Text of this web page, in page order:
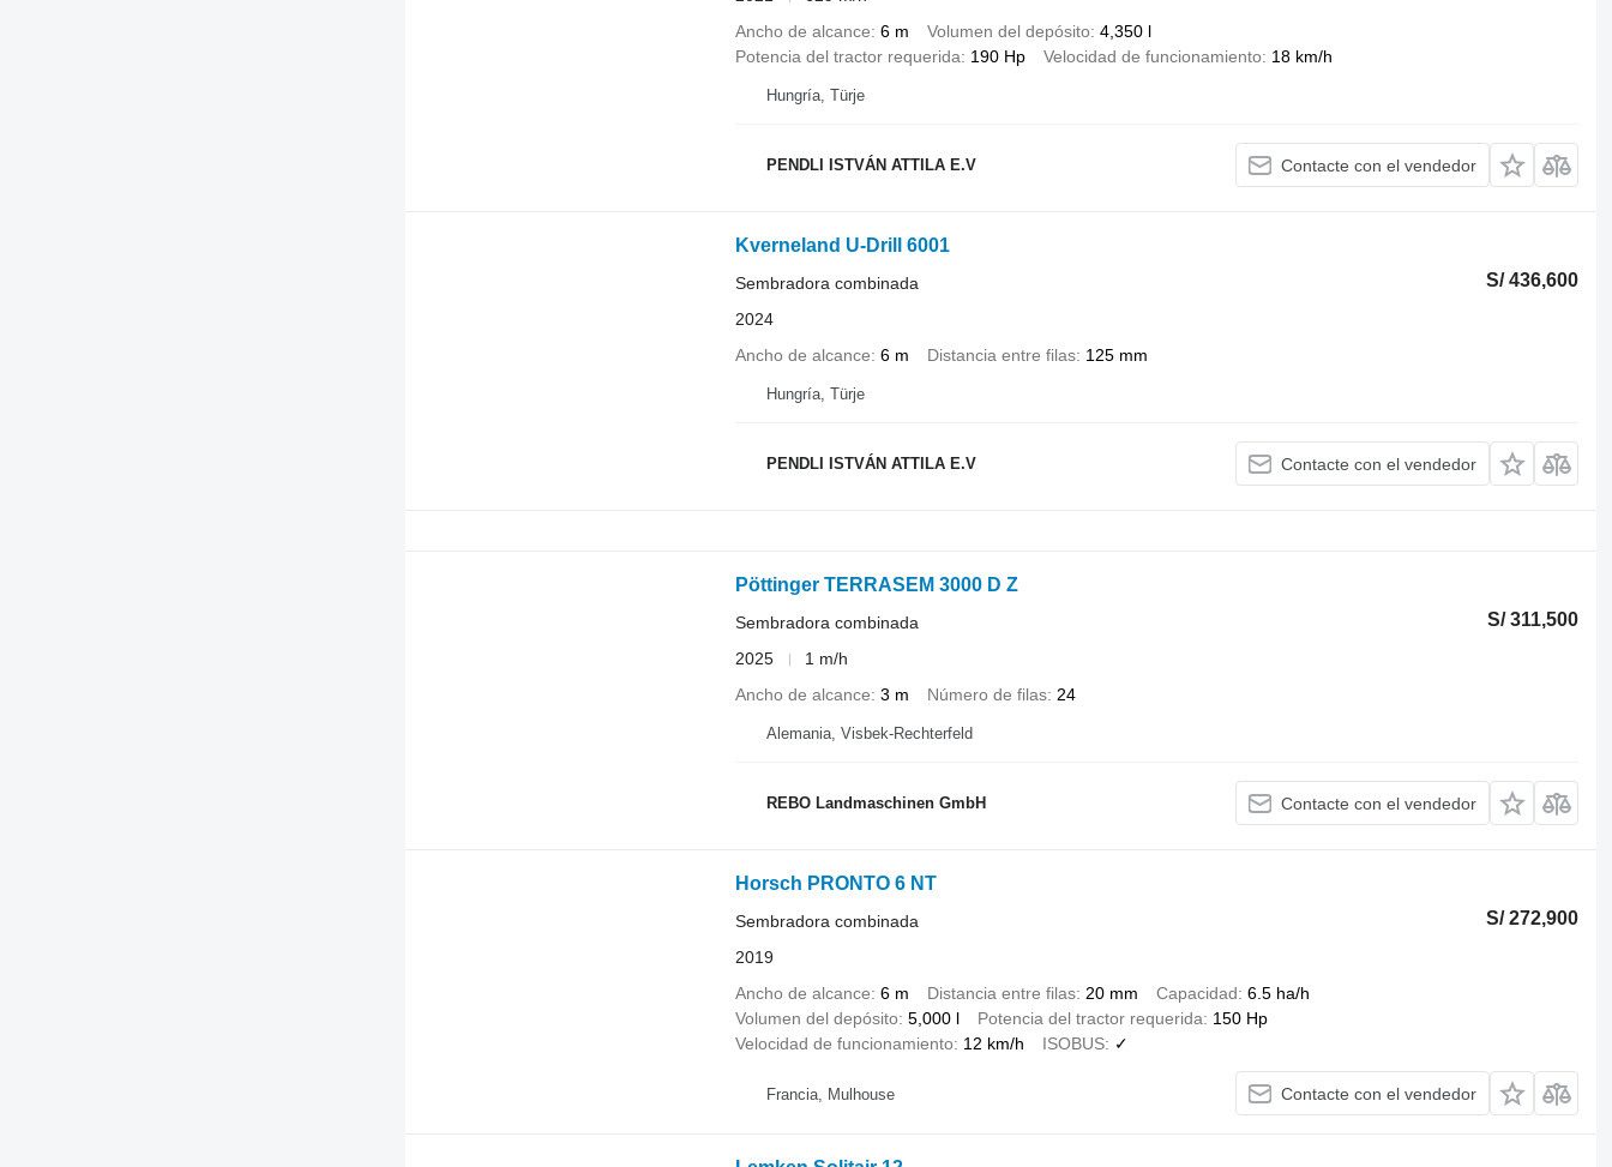
Ancho de alcance 6 m Volumen del depósito 4,350 l
Potencia del tractor requerida 190 Hp Velocidad de funcionamiento 18 km/h
Hungría, Türje
PENDLI ISTVÁN ATTILA E.V Contacte con el vendedor
Kverneland U-Drill 6001
S/ 436,600
Sembradora combinada
2024
Ancho de alcance 6 m Distancia entre filas 125 mm
Hungría, Türje
PENDLI ISTVÁN ATTILA E.V Contacte con el vendedor
Pöttinger TERRASEM 3000 D Z
S/ 311,500
Sembradora combinada
2025
1 m/h
Ancho de alcance 3 m Número de filas 24
Alemania, Visbek-Rechterfeld
REBO Landmaschinen GmbH Contacte con el vendedor
Horsch PRONTO 6 NT
S/ 272,900
Sembradora combinada
2019
Ancho de alcance 6 m Distancia entre filas 20 mm Capacidad 6.5 ha/h
Volumen del depósito 5,000 l Potencia del tractor requerida
150 Hp
Velocidad de funcionamiento
12 km/h ISOBUS ✓
Francia, Mulhouse Contacte con el vendedor